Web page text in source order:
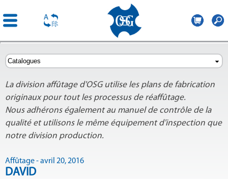
Belgium
La division affûtage d'OSG utilise les plans de fabrication
originaux pour tout les processus de réaffûtage.
Nous adhérons également au manuel de contrôle de la
qualité et utilisons le même équipement d'inspection que
notre division production.
Affûtage - avril 20, 2016
DAVID